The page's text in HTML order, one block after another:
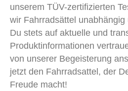
unserem TÜV-zertifizierten
wir Fahrradsättel
Du stets auf aktuelle und
Produktinformationen
von unserer Begeisterung
jetzt den Fahrradsattel, der
Freude macht!